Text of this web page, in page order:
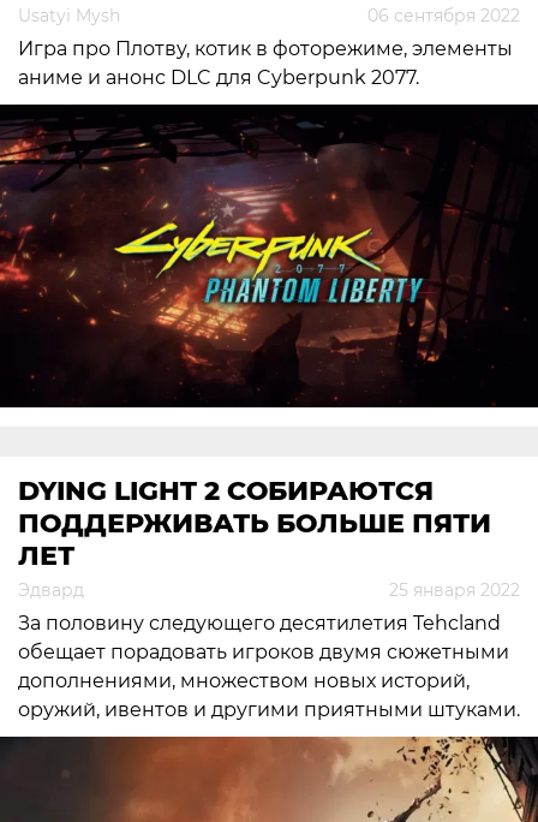
Usatyi Mysh 06 сентября 2022
Игра про Плотву, котик в фоторежиме, элементы
аниме и анонс DLC для Cyberpunk 2077.
DYING LIGHT 2 СОБИРАЮТСЯ
ПОДДЕРЖИВАТЬ БОЛЬШЕ ПЯТИ
ЛЕТ
Эдвард 25 января 2022
За половину следующего десятилетия Tehcland
обещает порадовать игроков двумя сюжетными
дополнениями, множеством новых историй,
оружий, ивентов и другими приятными штуками.